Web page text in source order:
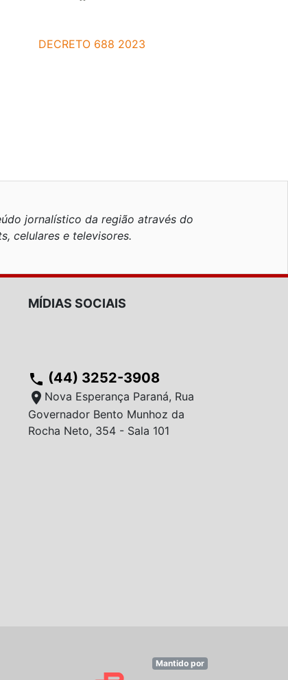
DECRETO 688 2023
jornalístico da região através do
celulares e televisores.
MÍDIAS SOCIAIS
phone (44) 3252-3908
location_on Nova Esperança Paraná, Rua
Governador Bento Munhoz da
Rocha Neto, 354 - Sala 101
Mantido por